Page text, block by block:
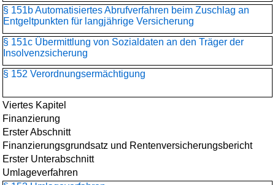
§ 151b Automatisiertes Abrufverfahren beim Zuschlag an
Entgeltpunkten für langjährige Versicherung
§ 151c Übermittlung von Sozialdaten an den Träger der
Insolvenzsicherung
§ 152 Verordnungsermächtigung
Viertes Kapitel
Finanzierung
Erster Abschnitt
Finanzierungsgrundsatz und Rentenversicherungsbericht
Erster Unterabschnitt
Umlageverfahren